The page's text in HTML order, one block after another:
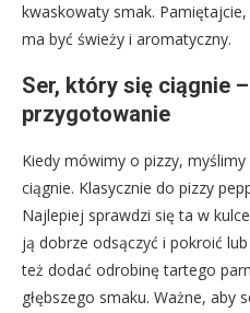
kwaskowaty smak.
ma być świeży i aromatyczny.
Ser, który się ciągnie
przygotowanie
Kiedy mówimy o pizzy,
ciągnie. Klasycznie do pizzy
Najlepiej sprawdzi się ta w
ją dobrze odsączyć i pokroić
też dodać odrobinę tartego
głębszego smaku. Ważne, aby